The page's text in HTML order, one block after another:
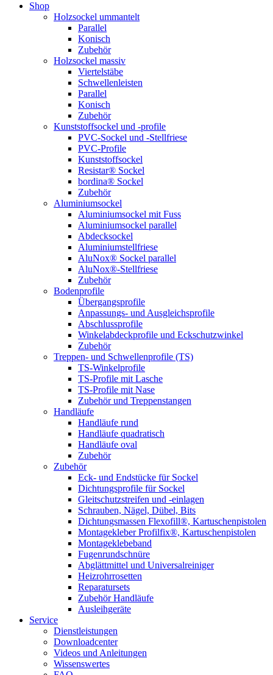
Shop
Holzsockel ummantelt
Parallel
Konisch
Zubehör
Holzsockel massiv
Viertelstäbe
Schwellenleisten
Parallel
Konisch
Zubehör
Kunststoffsockel und -profile
PVC-Sockel und -Stellfriese
PVC-Profile
Kunststoffsockel
Resistar® Sockel
bordina® Sockel
Zubehör
Aluminiumsockel
Aluminiumsockel mit Fuss
Aluminiumsockel parallel
Abdecksockel
Aluminiumstellfriese
AluNox® Sockel parallel
AluNox®-Stellfriese
Zubehör
Bodenprofile
Übergangsprofile
Anpassungs- und Ausgleichsprofile
Abschlussprofile
Winkelabdeckprofile und Eckschutzwinkel
Zubehör
Treppen- und Schwellenprofile (TS)
TS-Winkelprofile
TS-Profile mit Lasche
TS-Profile mit Nase
Zubehör und Treppenstangen
Handläufe
Handläufe rund
Handläufe quadratisch
Handläufe oval
Zubehör
Zubehör
Eck- und Endstücke für Sockel
Dichtungsprofile für Sockel
Gleitschutzstreifen und -einlagen
Schrauben, Nägel, Dübel, Bits
Dichtungsmassen Flexofill®, Kartuschenpistolen
Montagekleber Profilfix®, Kartuschenpistolen
Montageklebeband
Fugenrundschnüre
Abglättmittel und Universalreiniger
Heizrohrrosetten
Reparatursets
Zubehör Handläufe
Ausleihgeräte
Service
Dienstleistungen
Downloadcenter
Videos und Anleitungen
Wissenswertes